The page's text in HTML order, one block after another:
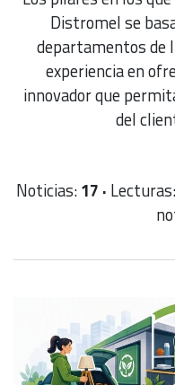
Distromel se
departamentos de
experiencia en
innovador que
del
Noticias:17 · Lecturas: